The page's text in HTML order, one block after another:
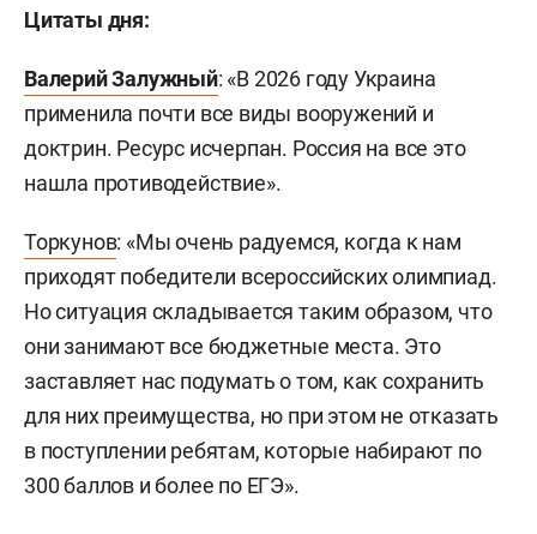
Цитаты дня:
Валерий Залужный: «В 2026 году Украина
применила почти все виды вооружений и
доктрин. Ресурс исчерпан. Россия на все это
нашла противодействие».
Торкунов: «Мы очень радуемся, когда к нам
приходят победители всероссийских олимпиад.
Но ситуация складывается таким образом, что
они занимают все бюджетные места. Это
заставляет нас подумать о том, как сохранить
для них преимущества, но при этом не отказать
в поступлении ребятам, которые набирают по
300 баллов и более по ЕГЭ».